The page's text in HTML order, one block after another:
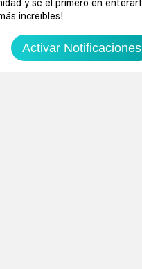
y sé el primero en
increíbles!
Activar Notificaciones